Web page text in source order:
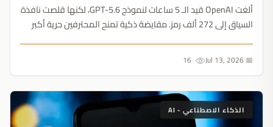
ألغت OpenAI قيد الـ 5 ساعات لنموذج GPT-5.6، لكنها قلصت نافذة
السياق إلى 272 ألف رمز. مقايضة ذكية تمنح المحترفين حرية أكبر
📅 Jul 13, 2026
الذكاء الاصطناعي - AI